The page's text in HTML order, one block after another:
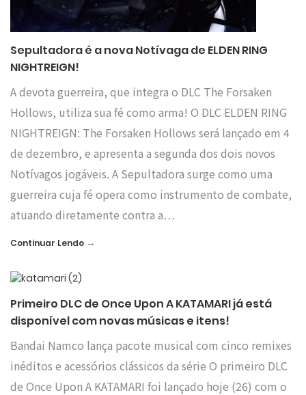
Sepultadora é a nova Notívaga de ELDEN RING
NIGHTREIGN!
A devota guerreira, que integra o DLC The Forsaken
Hollows, utiliza sua fé como arma! O DLC ELDEN RING
NIGHTREIGN: The Forsaken Hollows será lançado em 4
de dezembro, e apresenta a segunda dos dois novos
Notívagos jogáveis. A Sepultadora surge como uma
guerreira cuja fé opera como instrumento de combate,
atuando diretamente contra a…
Continuar Lendo →
Primeiro DLC de Once Upon A KATAMARI já está
disponível com novas músicas e itens!
Bandai Namco lança pacote musical com cinco remixes
inéditos e acessórios clássicos da série O primeiro DLC
de Once Upon A KATAMARI foi lançado hoje (26) com o